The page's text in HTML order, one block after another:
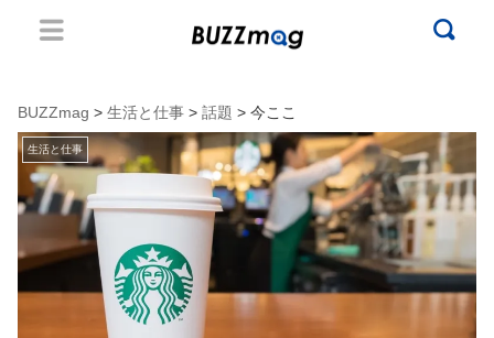
BUZZmag > 生活と仕事 > 話題 > 今ここ
生活と仕事